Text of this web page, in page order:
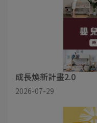
成長煥新計畫2.0
2026-07-29